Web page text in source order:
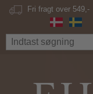
Fri fragt over 549,-